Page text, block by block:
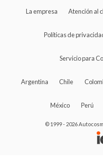
La empresa Atención al
Políticas de
Servicio para
Argentina Chile
México Perú
© 1999 - 2026